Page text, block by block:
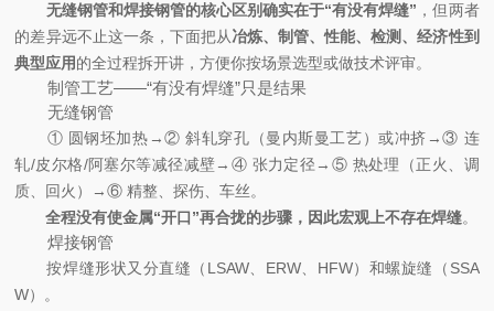
无缝钢管和焊接钢管的核心区别确实在于“有没有焊缝” ，但两者
的差异远不止这一条，下面把从冶炼、制管、性能、检测、经济性到
典型应用的全过程拆开讲，方便你按场景选型或做技术评审。
制管工艺——“有没有焊缝”只是结果
无缝钢管
① 圆钢坯加热→② 斜轧穿孔（曼内斯曼工艺）或冲挤→③ 连
轧/皮尔格/阿塞尔等减径减壁→④ 张力定径→⑤ 热处理（正火、调
质、回火）→⑥ 精整、探伤、车丝。
全程没有使金属“开口”再合拢的步骤，因此宏观上不存在焊缝。
焊接钢管
按焊缝形状又分直缝（LSAW、ERW、HFW）和螺旋缝（SSA
W）。